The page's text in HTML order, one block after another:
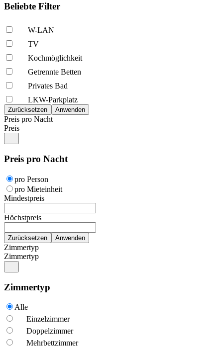
Beliebte Filter
W-LAN
TV
Kochmöglich­keit
Getrennte Betten
Privates Bad
LKW-Parkplatz
Preis pro Nacht
Preis
Preis pro Nacht
pro Person
pro Mieteinheit
Mindestpreis
Höchstpreis
Zimmertyp
Zimmertyp
Zimmertyp
Alle
Einzelzimmer
Doppelzimmer
Mehrbettzimmer